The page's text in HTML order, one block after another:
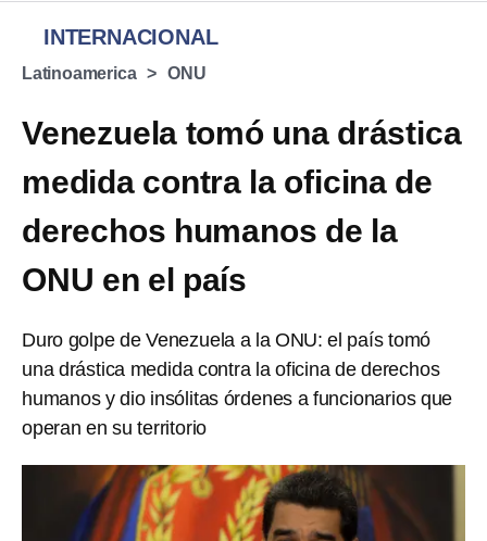
INTERNACIONAL
Latinoamerica ONU
Venezuela tomó una drástica
medida contra la oficina de
derechos humanos de la
ONU en el país
Duro golpe de Venezuela a la ONU: el país tomó
una drástica medida contra la oficina de derechos
humanos y dio insólitas órdenes a funcionarios que
operan en su territorio